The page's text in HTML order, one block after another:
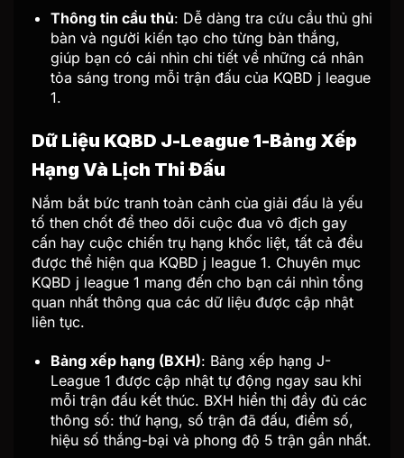
Thông tin cầu thủ: Dễ dàng tra cứu cầu thủ ghi
bàn và người kiến tạo cho từng bàn thắng,
giúp bạn có cái nhìn chi tiết về những cá nhân
tỏa sáng trong mỗi trận đấu của KQBD j league
1.
Dữ Liệu KQBD J-League 1-Bảng Xếp
Hạng Và Lịch Thi Đấu
Nắm bắt bức tranh toàn cảnh của giải đấu là yếu
tố then chốt để theo dõi cuộc đua vô địch gay
cấn hay cuộc chiến trụ hạng khốc liệt, tất cả đều
được thể hiện qua KQBD j league 1. Chuyên mục
KQBD j league 1 mang đến cho bạn cái nhìn tổng
quan nhất thông qua các dữ liệu được cập nhật
liên tục.
Bảng xếp hạng (BXH): Bảng xếp hạng J-
League 1 được cập nhật tự động ngay sau khi
mỗi trận đấu kết thúc. BXH hiển thị đầy đủ các
thông số: thứ hạng, số trận đã đấu, điểm số,
hiệu số thắng-bại và phong độ 5 trận gần nhất.